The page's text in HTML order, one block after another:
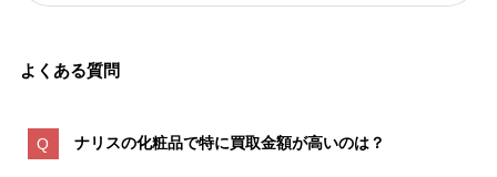
よくある質問
ナリスの化粧品で特に買取金額が高いのは？